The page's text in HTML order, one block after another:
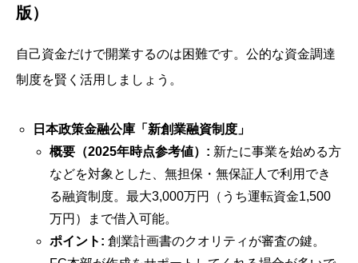
版）
自己資金だけで開業するのは困難です。公的な資金調達
制度を賢く活用しましょう。
日本政策金融公庫「新創業融資制度」
概要（2025年時点参考値）: 新たに事業を始める方
などを対象とした、無担保・無保証人で利用でき
る融資制度。最大3,000万円（うち運転資金1,500
万円）まで借入可能。
ポイント: 創業計画書のクオリティが審査の鍵。